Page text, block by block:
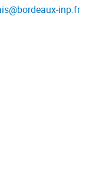
@bordeaux-inp.fr